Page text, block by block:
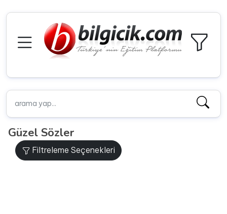
Güzel Sözler
Filtreleme Seçenekleri